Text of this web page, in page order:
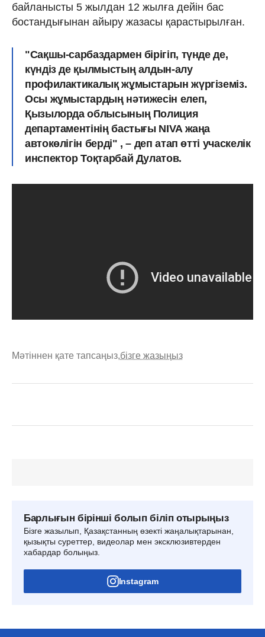
байланысты 5 жылдан 12 жылға дейін бас
бостандығынан айыру жазасы қарастырылған.
"Сақшы-сарбаздармен бірігіп, түнде де,
күндіз де қылмыстың алдын-алу
профилактикалық жұмыстарын жүргіземіз.
Осы жұмыстардың нәтижесін елеп,
Қызылорда облысының Полиция
департаментінің бастығы NIVA жаңа
автокөлігін берді" , – деп атап өтті учаскелік
инспектор Тоқтарбай Дулатов.
Мәтіннен қате тапсаңыз,бізге жазыңыз
Барлығын бірінші болып біліп отырыңыз
Бізге жазылып, Қазақстанның өзекті жаңалықтарынан,
қызықты суреттер, видеолар мен эксклюзивтерден
хабардар болыңыз.
Instagram